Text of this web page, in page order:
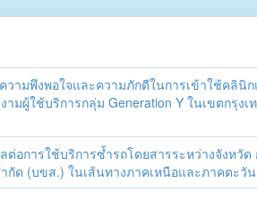
วามพึงพอใจและความภักดีในการเข้าใช้คลินิก
มผู้ใช้บริการกลุ่ม Generation Y ในเขตกรุงเ
ต่อการใช้บริการซ้ำรถโดยสารระหว่างจังหวั
กัด (บขส.) ในเส้นทางภาคเหนือและภาคตะวัน